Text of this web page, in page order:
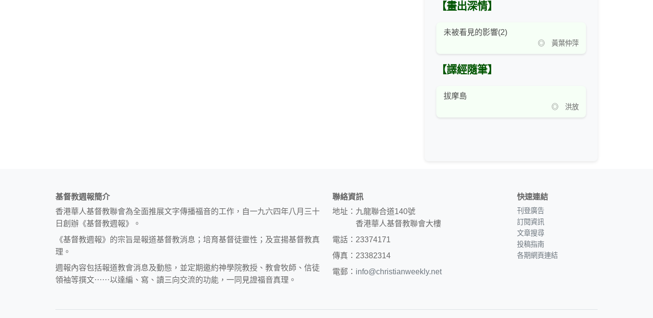
【畫出深情】
未被看見的影響(2)
◎ 黃葉仲萍
【譯經隨筆】
拔摩島
◎ 洪放
基督教週報簡介
香港華人基督教聯會為全面推展文字傳播福音的工作，自一九六四年八月三十
日創辦《基督教週報》。
《基督教週報》的宗旨是報道基督教消息；培育基督徒靈性；及宣揚基督教真
理。
週報內容包括報道教會消息及動態，並定期邀約神學院教授、教會牧師、信徒
領袖等撰文⋯⋯以達編、寫、讀三向交流的功能，一同見證福音真理。
聯絡資訊
地址：九龍聯合道140號
香港華人基督教聯會大樓
電話：23374171
傳真：23382314
電郵： info@christianweekly.net
快速連結
刊登廣告
訂閱資訊
文章搜尋
投稿指南
各期網頁連結